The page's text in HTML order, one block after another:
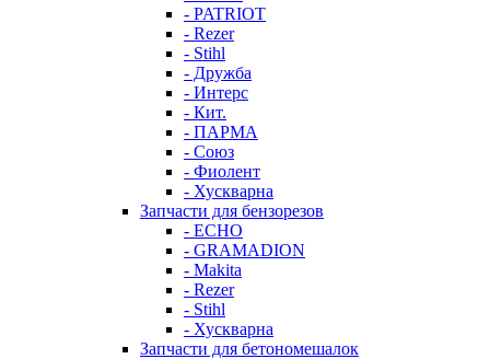
- PATRIOT
- Rezer
- Stihl
- Дружба
- Интерс
- Кит.
- ПАРМА
- Союз
- Фиолент
- Хускварна
Запчасти для бензорезов
- ECHO
- GRAMADION
- Makita
- Rezer
- Stihl
- Хускварна
Запчасти для бетономешалок